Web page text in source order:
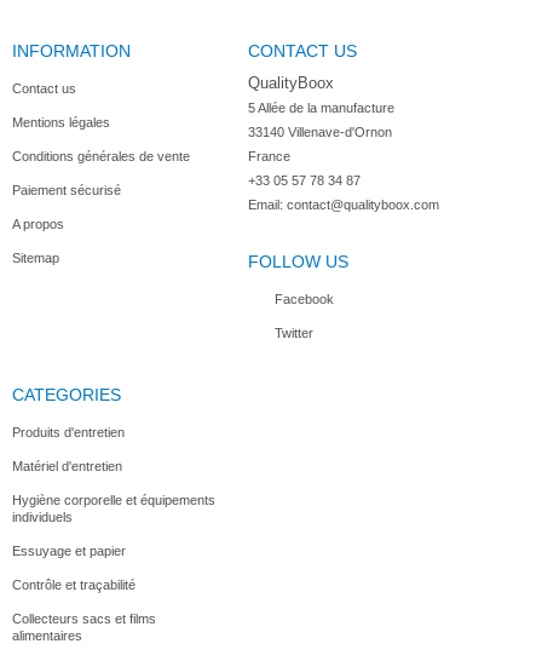
Chariot de... Chariot de...
INFORMATION
Contact us
Mentions légales
Conditions générales de vente
Paiement sécurisé
A propos
Sitemap
CONTACT US
QualityBoox
5 Allée de la manufacture
33140 Villenave-d'Ornon
France
+33 05 57 78 34 87
Email: contact@qualityboox.com
FOLLOW US
Facebook
Twitter
CATEGORIES
Produits d'entretien
Matériel d'entretien
Hygiène corporelle et équipements
individuels
Essuyage et papier
Contrôle et traçabilité
Collecteurs sacs et films
alimentaires